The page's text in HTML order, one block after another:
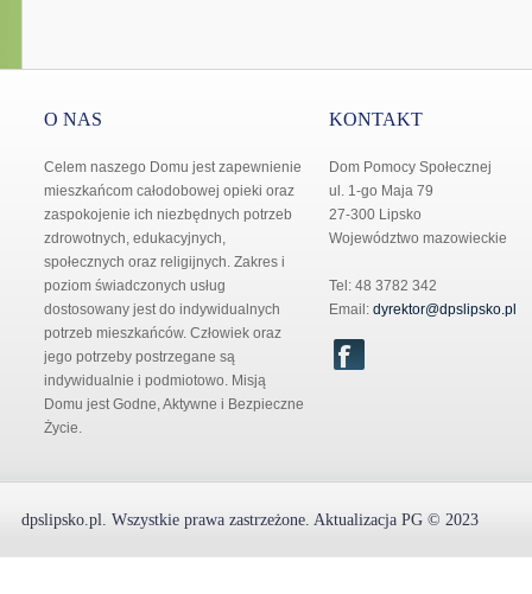
O NAS
Celem naszego Domu jest zapewnienie
mieszkańcom całodobowej opieki oraz
zaspokojenie ich niezbędnych potrzeb
zdrowotnych, edukacyjnych,
społecznych oraz religijnych. Zakres i
poziom świadczonych usług
dostosowany jest do indywidualnych
potrzeb mieszkańców. Człowiek oraz
jego potrzeby postrzegane są
indywidualnie i podmiotowo. Misją
Domu jest Godne, Aktywne i Bezpieczne
Życie.
KONTAKT
Dom Pomocy Społecznej
ul. 1-go Maja 79
27-300 Lipsko
Województwo mazowieckie
Tel: 48 3782 342
Email: dyrektor@dpslipsko.pl
dpslipsko.pl. Wszystkie prawa zastrzeżone. Aktualizacja PG © 2023